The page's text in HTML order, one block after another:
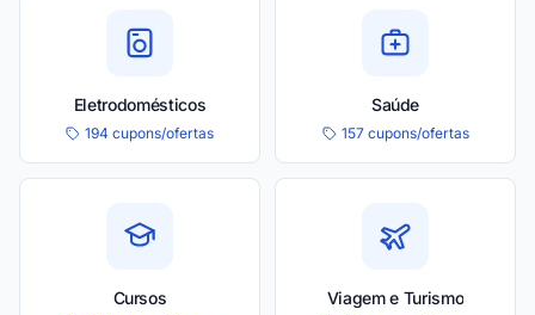
Eletrodomésticos
194 cupons/ofertas
Saúde
157 cupons/ofertas
Cursos Viagem e Turismo